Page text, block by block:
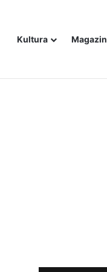
Kultura Magazin